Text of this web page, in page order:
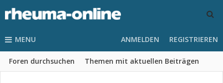
MENU
Foren durchsuchen Themen mit aktuellen Beiträgen
ANMELDEN REGISTRIEREN